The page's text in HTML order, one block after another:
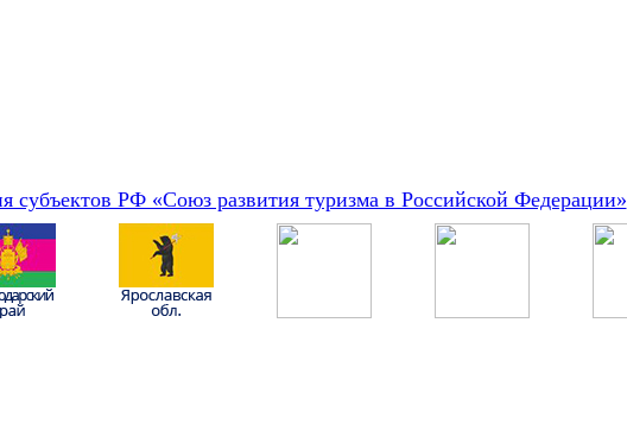
субъектов РФ «Союз развития туризма в Российской Федерации»